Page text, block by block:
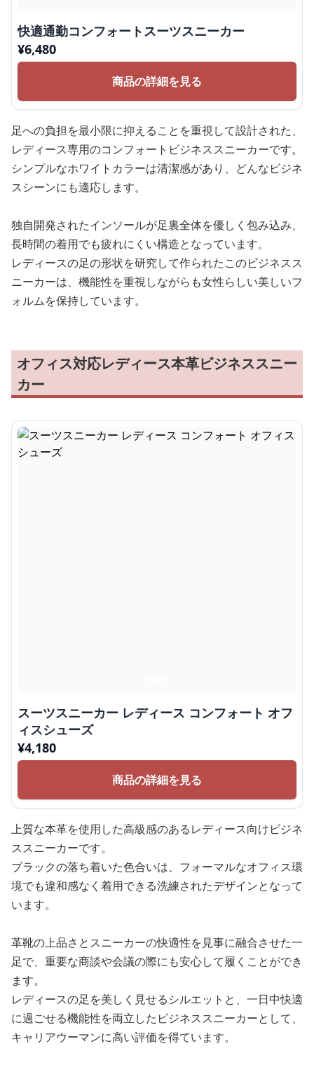
快適通勤コンフォートスーツスニーカー
¥6,480
商品の詳細を見る
足への負担を最小限に抑えることを重視して設計された、
レディース専用のコンフォートビジネススニーカーです。
シンプルなホワイトカラーは清潔感があり、どんなビジネ
スシーンにも適応します。
独自開発されたインソールが足裏全体を優しく包み込み、
長時間の着用でも疲れにくい構造となっています。
レディースの足の形状を研究して作られたこのビジネスス
ニーカーは、機能性を重視しながらも女性らしい美しいフ
ォルムを保持しています。
オフィス対応レディース本革ビジネススニー
カー
スーツスニーカー レディース コンフォート オフ
ィスシューズ
¥4,180
商品の詳細を見る
上質な本革を使用した高級感のあるレディース向けビジネ
ススニーカーです。
ブラックの落ち着いた色合いは、フォーマルなオフィス環
境でも違和感なく着用できる洗練されたデザインとなって
います。
革靴の上品さとスニーカーの快適性を見事に融合させた一
足で、重要な商談や会議の際にも安心して履くことができ
ます。
レディースの足を美しく見せるシルエットと、一日中快適
に過ごせる機能性を両立したビジネススニーカーとして、
キャリアウーマンに高い評価を得ています。